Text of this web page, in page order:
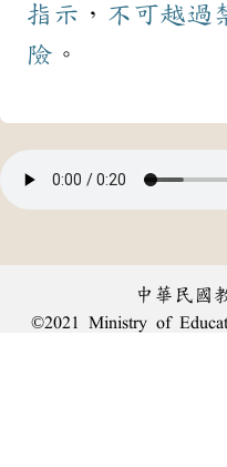
指示 ， 不可越過
險 。
中華民國
©2021 Ministry of